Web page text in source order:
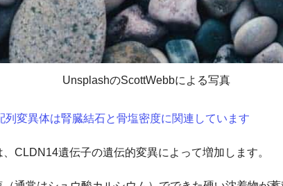
UnsplashのScottWebbによる写真
列変異体は腎臓結石と骨塩密度に関連しています
CLDN14遺伝子の遺伝的変異によって増加します。